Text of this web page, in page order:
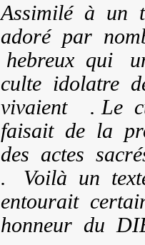
Assimilé à
adoré par
hebreux qui
culte idolatre
vivaient . Le
faisait de la
des actes
. Voilà un
entourait
honneur du